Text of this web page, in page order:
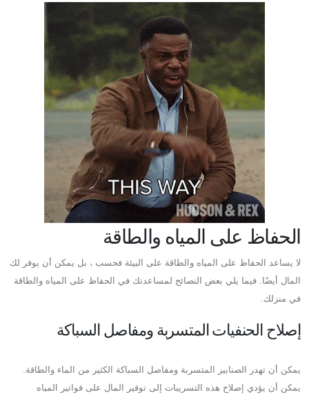
الحفاظ على المياه والطاقة
لا يساعد الحفاظ على المياه والطاقة على البيئة فحسب ، بل يمكن أن يوفر لك
المال أيضًا. فيما يلي بعض النصائح لمساعدتك في الحفاظ على المياه والطاقة
في منزلك.
إصلاح الحنفيات المتسربة ومفاصل السباكة
يمكن أن تهدر الصنابير المتسربة ومفاصل السباكة الكثير من الماء والطاقة.
يمكن أن يؤدي إصلاح هذه التسريبات إلى توفير المال على فواتير المياه